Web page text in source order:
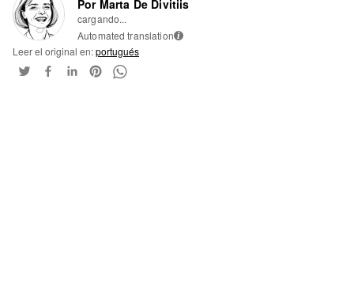
Por Marta De Divitiis
cargando...
Automated translation i
Leer el original en:portugués